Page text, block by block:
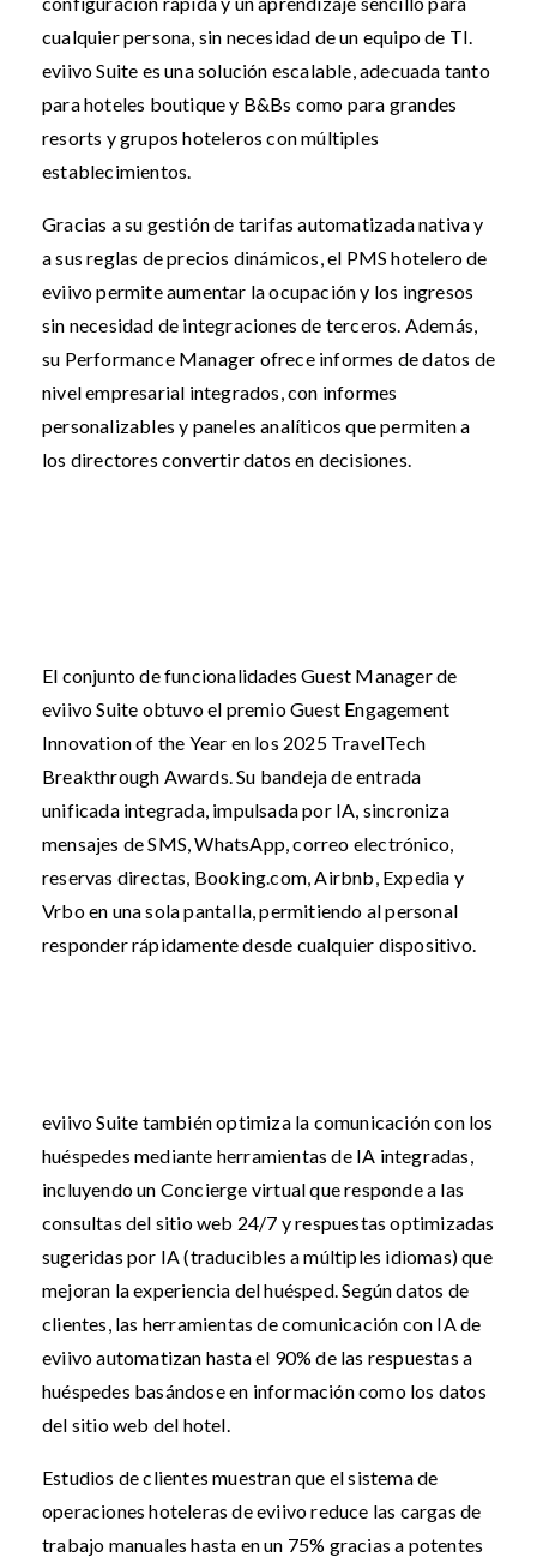
cualquier persona, sin necesidad de un equipo de TI.
eviivo Suite es una solución escalable, adecuada tanto
para hoteles boutique y B&Bs como para grandes
resorts y grupos hoteleros con múltiples
establecimientos.
Gracias a su gestión de tarifas automatizada nativa y
a sus reglas de precios dinámicos, el PMS hotelero de
eviivo permite aumentar la ocupación y los ingresos
sin necesidad de integraciones de terceros. Además,
su Performance Manager ofrece informes de datos de
nivel empresarial integrados, con informes
personalizables y paneles analíticos que permiten a
los directores convertir datos en decisiones.
El conjunto de funcionalidades Guest Manager de
eviivo Suite obtuvo el premio Guest Engagement
Innovation of the Year en los 2025 TravelTech
Breakthrough Awards. Su bandeja de entrada
unificada integrada, impulsada por IA, sincroniza
mensajes de SMS, WhatsApp, correo electrónico,
reservas directas, Booking.com, Airbnb, Expedia y
Vrbo en una sola pantalla, permitiendo al personal
responder rápidamente desde cualquier dispositivo.
eviivo Suite también optimiza la comunicación con los
huéspedes mediante herramientas de IA integradas,
incluyendo un Concierge virtual que responde a las
consultas del sitio web 24/7 y respuestas optimizadas
sugeridas por IA (traducibles a múltiples idiomas) que
mejoran la experiencia del huésped. Según datos de
clientes, las herramientas de comunicación con IA de
eviivo automatizan hasta el 90% de las respuestas a
huéspedes basándose en información como los datos
del sitio web del hotel.
Estudios de clientes muestran que el sistema de
operaciones hoteleras de eviivo reduce las cargas de
trabajo manuales hasta en un 75% gracias a potentes